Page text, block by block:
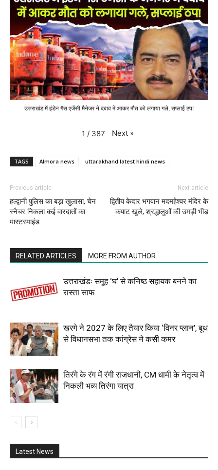
उत्तराखंड में इंडेन गैस एजेंसी मैनेजर ने दबाव में आकर मौत को लगाया गले, सप्लाई ठप!
1 / 387 Next »
TAGS Almora news uttarakhand latest hindi news
Previous article
हल्द्वानी पुलिस का बड़ा खुलासा, चेन
स्नैचर निकला कई वारदातों का
मास्टरमाइंड
Next article
द्वितीय केदार भगवान मदमहेश्वर मंदिर के
कपाट खुले, श्रद्धालुओं की उमड़ी भीड़
RELATED ARTICLES MORE FROM AUTHOR
उत्तराखंडः समूह ‘घ’ से कनिष्ठ सहायक बनने का
रास्ता साफ
खरगे ने 2027 के लिए तैयार किया ‘विनर प्लान’, बूथ
से विधानसभा तक कांग्रेस ने कसी कमर
तिरंगे के रंग में रंगी राजधानी, CM धामी के नेतृत्व में
निकली भव्य तिरंगा यात्रा
Latest News